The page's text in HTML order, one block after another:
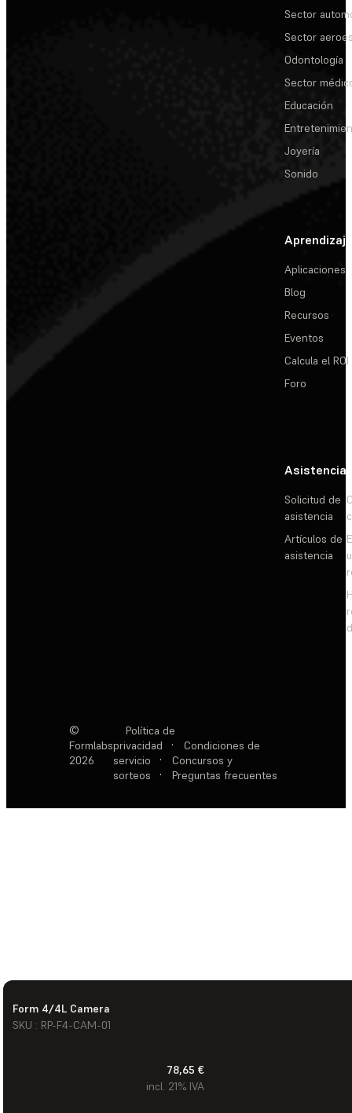
Form 4/4L Camera
SKU : RP-F4-CAM-01
78,65 €
incl. 21% IVA
Sector
Sector
Odontología
Sector
Educación
Joyería
Sonido
Aprendizaje
Aplicaciones
Blog
Recursos
Eventos
Calcula el ROI
Foro
Asistencia
Solicitud de
asistencia
Artículos de
asistencia
©
Formlabs
2026
Política de
privacidad
·
Condiciones de
servicio
·
Concursos y
sorteos
· Preguntas frecuentes